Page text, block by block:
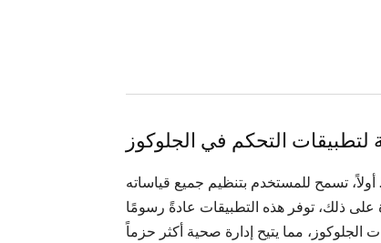
لتطبيقات التحكم في الجلوكوز
تسمح للمستخدم بتنظيم جميع قياساته
ذلك، توفر هذه التطبيقات عادةً رسومًا